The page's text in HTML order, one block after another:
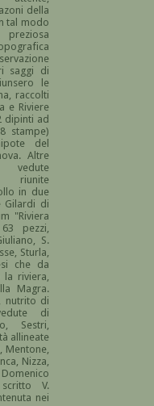
della
tal modo
saggi di
le
raccolti
e Riviere
dipinti ad
stampe)
del
Altre
vedute
riunite
in due
Gilardi di
"Riviera
pezzi,
S.
Sturla,
che da
la riviera,
Magra.
nutrito di
di
Sestri,
allineate
Mentone,
Nizza,
V.
nei